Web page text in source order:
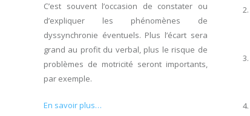
C’est souvent l’occasion de constater ou
d’expliquer les phénomènes de
dyssynchronie éventuels. Plus l’écart sera
grand au profit du verbal, plus le risque de
problèmes de motricité seront importants,
par exemple.
En savoir plus…